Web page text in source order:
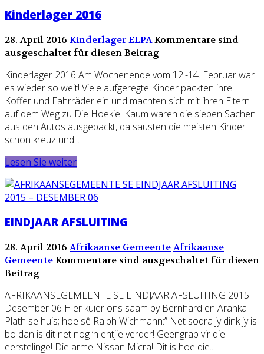
Kinderlager 2016
28. April 2016 KinderlagerELPAKommentare sind
ausgeschaltet für diesen Beitrag
Kinderlager 2016 Am Wochenende vom 12.-14. Februar war
es wieder so weit! Viele aufgeregte Kinder packten ihre
Koffer und Fahrräder ein und machten sich mit ihren Eltern
auf dem Weg zu Die Hoekie. Kaum waren die sieben Sachen
aus den Autos ausgepackt, da sausten die meisten Kinder
schon kreuz und...
Lesen Sie weiter
EINDJAAR AFSLUITING
28. April 2016 Afrikaanse GemeenteAfrikaanse
GemeenteKommentare sind ausgeschaltet für diesen
Beitrag
AFRIKAANSEGEMEENTE SE EINDJAAR AFSLUITING 2015 –
Desember 06 Hier kuier ons saam by Bernhard en Aranka
Plath se huis; hoe sê Ralph Wichmann:” Net sodra jy dink jy is
bo dan is dit net nog ‘n entjie verder! Geengrap vir die
eerstelinge! Die arme Nissan Micra! Dit is hoe die...